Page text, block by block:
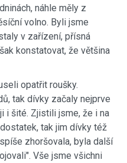
náhle měly z
volno. Byli jsme
v zařízení, přísná
konstatovat, že většina
opatřit roušky.
tak dívky začaly nejprve
i šité. Zjistili jsme, že i na
tak jim dívky též
zhoršovala, byla další
Vše jsme všichni